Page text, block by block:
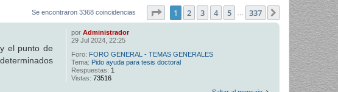
Se encontraron 3368 coincidencias Página1 de 337
1 2 3 4 5 337 Siguiente
porAdministrador
29 Jul 2024, 22:25
Foro: FORO GENERAL - TEMAS GENERALES
Tema: Pido ayuda para tesis doctoral
Respuestas: 1
Vistas:73516
el punto de